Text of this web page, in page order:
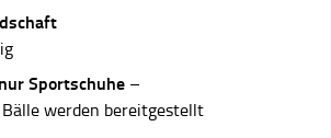
Sportschuhe –
werden bereitgestellt